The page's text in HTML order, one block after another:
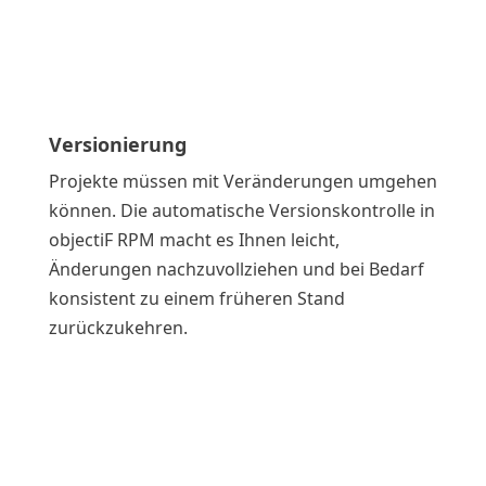
Versionierung
Projekte müssen mit Veränderungen umgehen
können. Die automatische Versionskontrolle in
objectiF RPM macht es Ihnen leicht,
Änderungen nachzuvollziehen und bei Bedarf
konsistent zu einem früheren Stand
zurückzukehren.